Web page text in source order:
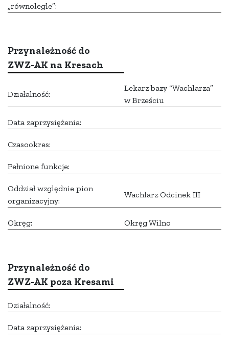
„równolegle”:
Przynależność do
ZWZ-AK na Kresach
Działalność:
Lekarz bazy “Wachlarza”
w Brześciu
Data zaprzysiężenia:
Czasookres:
Pełnione funkcje:
Oddział względnie pion
organizacyjny:
Wachlarz Odcinek III
Okręg: Okręg Wilno
Przynależność do
ZWZ-AK poza Kresami
Działalność:
Data zaprzysiężenia: